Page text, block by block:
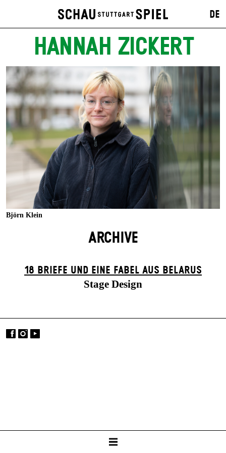
DE
HANNAH ZICKERT
Björn Klein
ARCHIVE
18 BRIEFE UND EINE FABEL AUS BELARUS
Stage Design